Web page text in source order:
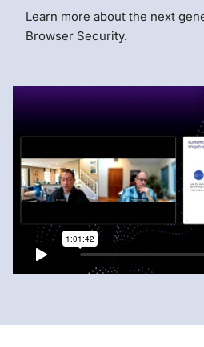
Learn more about the next
Browser Security.